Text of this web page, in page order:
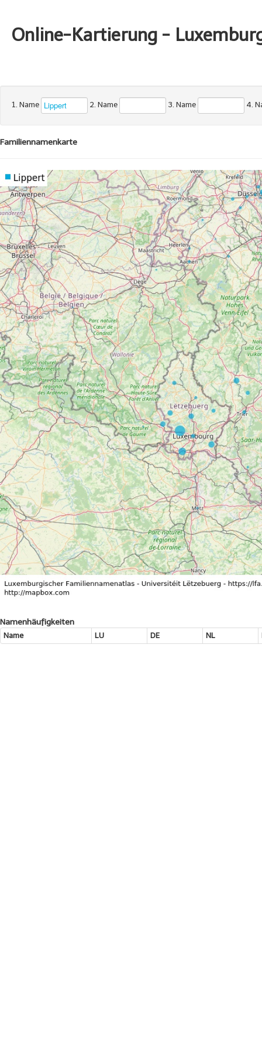
Online-Kartierung -
1. Name 2. Name 3. Name 4.
Familiennamenkarte
Namenhäufigkeiten
Name LU DE NL